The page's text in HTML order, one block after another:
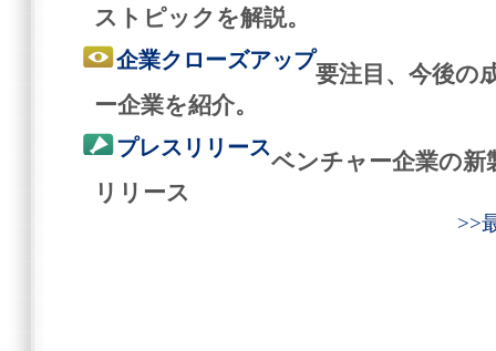
ストピックを解説。
企業クローズアップ
要注目、今後の
ー企業を紹介。
プレスリリース
ベンチャー企業の新
リリース
>>